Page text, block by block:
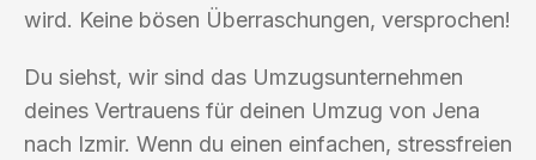
wird. Keine bösen Überraschungen, versprochen!
Du siehst, wir sind das Umzugsunternehmen
deines Vertrauens für deinen Umzug von Jena
nach Izmir. Wenn du einen einfachen, stressfreien